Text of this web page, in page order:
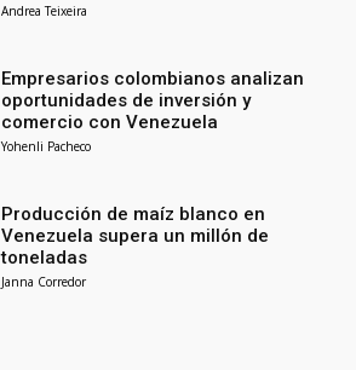
Andrea Teixeira
Empresarios colombianos analizan
oportunidades de inversión y
comercio con Venezuela
Yohenli Pacheco
Producción de maíz blanco en
Venezuela supera un millón de
toneladas
Janna Corredor